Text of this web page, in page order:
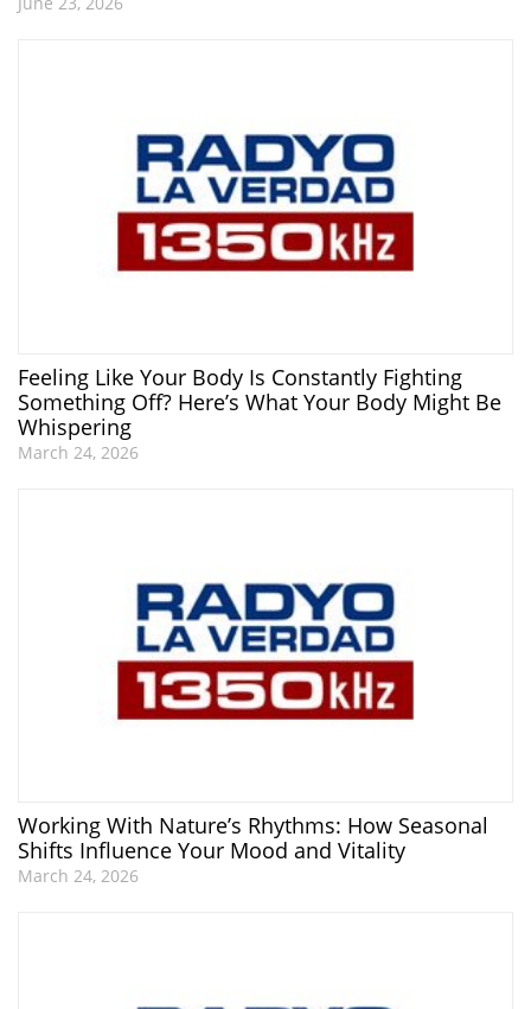
Feeling Like Your Body Is Constantly Fighting
Something Off? Here’s What Your Body Might Be
Whispering
March 24, 2026
Working With Nature’s Rhythms: How Seasonal
Shifts Influence Your Mood and Vitality
March 24, 2026